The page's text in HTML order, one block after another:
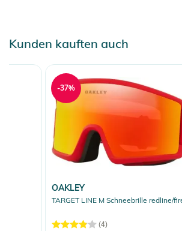
Kunden kauften auch
OAKLEY
TARGET LINE M Schneebrille redline/
(4)
-37%